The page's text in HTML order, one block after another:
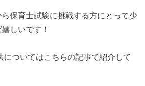
保育士試験に挑戦する方にとって少
しいです！
ついてはこちらの記事で紹介して